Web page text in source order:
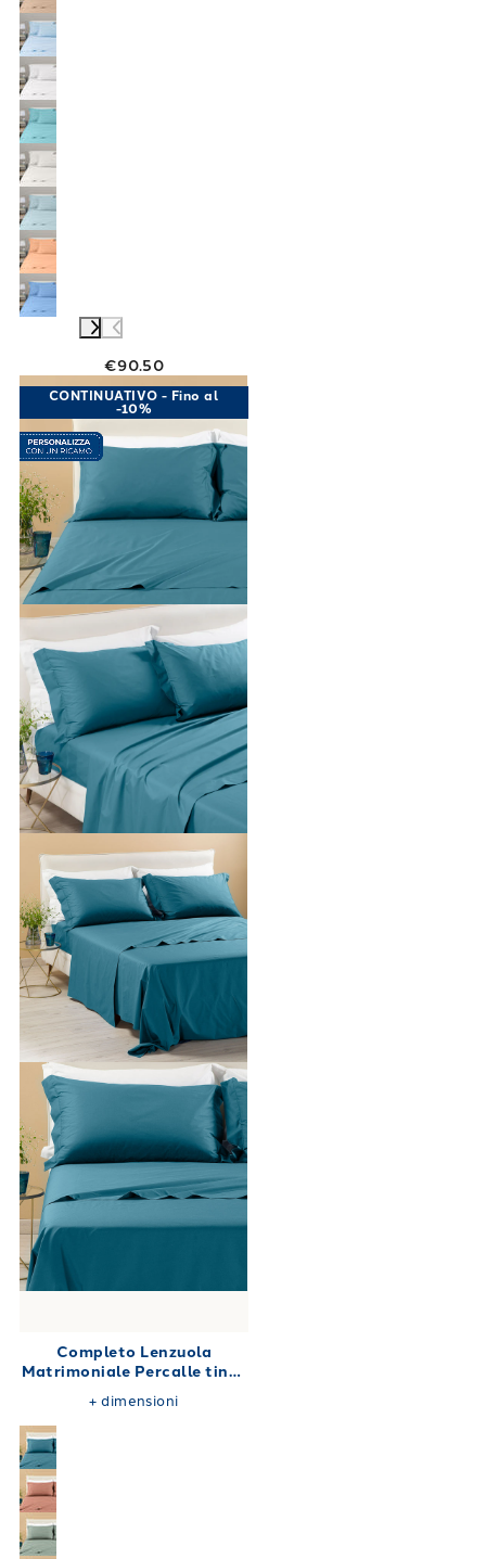
€90.50
Link to "Completo Lenzuola Matrimoniale
CONTINUATIVO - Fino al
-10%
Completo Lenzuola
Matrimoniale Percalle tinta
unita 180X200
+dimensioni